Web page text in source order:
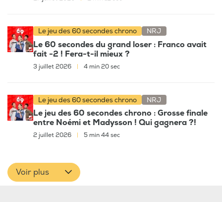
Le jeu des 60 secondes chrono NRJ
Le 60 secondes du grand loser : Franco avait
fait -2 ! Fera-t-il mieux ?
3 juillet 2026 4 min 20 sec
Le jeu des 60 secondes chrono NRJ
Le jeu des 60 secondes chrono : Grosse finale
entre Noémi et Madysson ! Qui gagnera ?!
2 juillet 2026 | 5 min 44 sec
Voir plus